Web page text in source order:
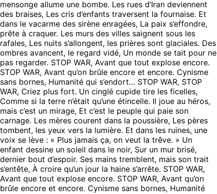
mensonge allume une bombe. Les rues d’Iran deviennent
des braises, Les cris d’enfants traversent la fournaise. Et
dans le vacarme des sirène enragées, La paix s’effondre,
prête à craquer. Les murs des villes saignent sous les
rafales, Les nuits s’allongent, les prières sont glaciales. Des
ombres avancent, le regard vidé, Un monde se tait pour ne
pas regarder. STOP WAR, Avant que tout explose encore.
STOP WAR, Avant qu’on brûle encore et encore. Cynisme
sans bornes, Humanité qui s’endort… STOP WAR, STOP
WAR, Criez plus fort. Un cinglé cupide tire les ficelles,
Comme si la terre n’était qu’une étincelle. Il joue au héros,
mais c’est un mirage, Et c’est le peuple qui paie son
carnage. Les mères courent dans la poussière, Les pères
tombent, les yeux vers la lumière. Et dans les ruines, une
voix se lève : « Plus jamais ça, on veut la trêve. » Un
enfant dessine un soleil dans le noir, Sur un mur brisé,
dernier bout d’espoir. Ses mains tremblent, mais son trait
s’entête, À croire qu’un jour la haine s’arrête. STOP WAR,
Avant que tout explose encore. STOP WAR, Avant qu’on
brûle encore et encore. Cynisme sans bornes, Humanité